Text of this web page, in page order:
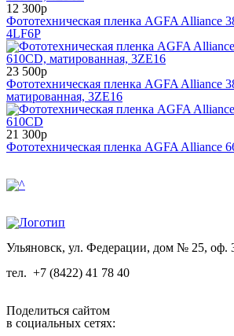
12 300р
Фототехническая пленка AGFA Alliance
4LF6P
23 500р
Фототехническая пленка AGFA Alliance
матированная, 3ZE16
21 300р
Фототехническая пленка AGFA Alliance
Ульяновск, ул. Федерации, дом № 25, оф.
тел. +7 (8422) 41 78 40
Поделиться сайтом
в социальных сетях: